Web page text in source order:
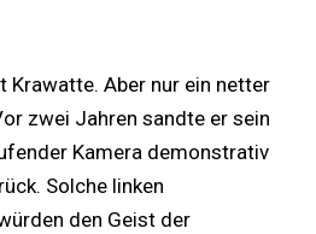
Aber nur ein netter
zwei Jahren sandte er sein
Kamera demonstrativ
Solche linken
den Geist der